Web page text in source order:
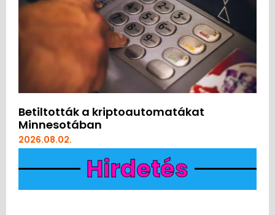
Betiltották a kriptoautomatákat
Minnesotában
2026.08.02.
Hirdetés